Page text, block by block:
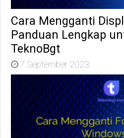
Cara Mengganti
Panduan Lengkap
TeknoBgt
7 September 2023